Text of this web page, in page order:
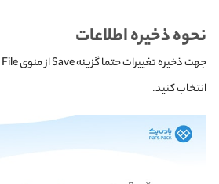
نحوه ذخیره اطلاعات
انتخاب کنید.